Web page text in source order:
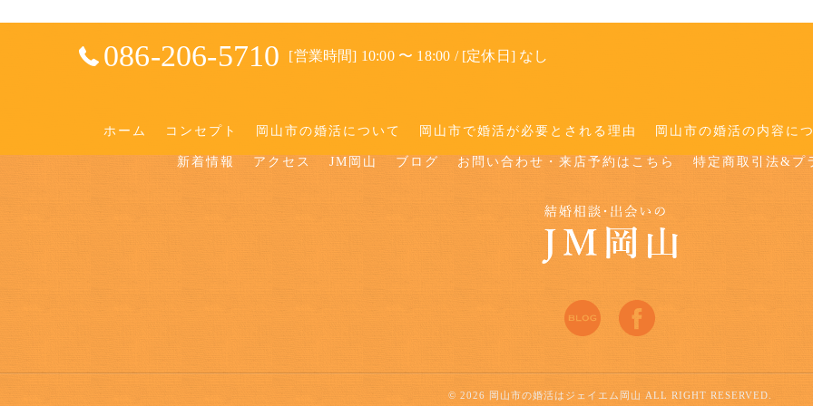
086-206-5710 [営業時間] 10:00 〜 18:00 / [定休日] なし
ホーム コンセプト 岡山市の婚活について 岡山市で婚活が必要とされる理由 岡山市の婚活の内容に
新着情報 アクセス JM岡山 ブログ お問い合わせ・来店予約はこちら 特定商取引法&プ
© 2026 岡山市の婚活はジェイエム岡山 ALL RIGHT RESERVED.